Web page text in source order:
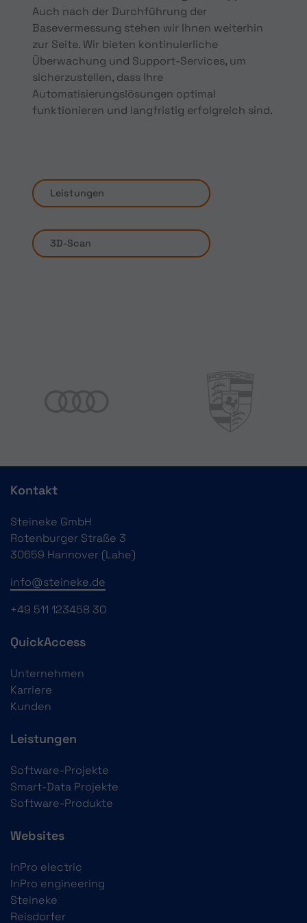
Auch nach der Durchführung der
Basevermessung stehen wir Ihnen weiterhin
zur Seite. Wir bieten kontinuierliche
Überwachung und Support-Services, um
sicherzustellen, dass Ihre
Automatisierungslösungen optimal
funktionieren und langfristig erfolgreich sind.
Leistungen
3D-Scan
Kontakt
Steineke GmbH
Rotenburger Straße 3
30659 Hannover (Lahe)
info@steineke.de
+49 511 123458 30
QuickAccess
Unternehmen
Karriere
Kunden
Leistungen
Software-Projekte
Smart-Data Projekte
Software-Produkte
Websites
InPro electric
InPro engineering
Steineke
Reisdorfer